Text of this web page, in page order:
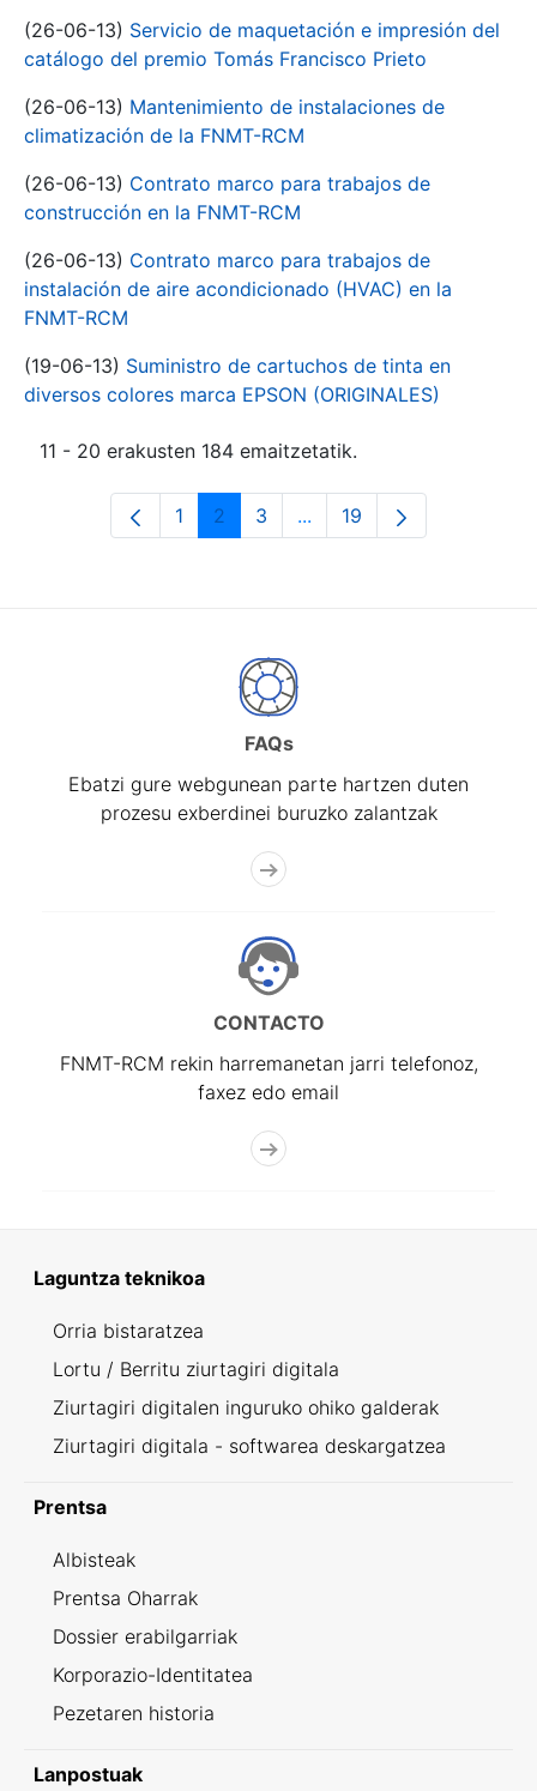
(26-06-13) Servicio de maquetación e impresión del
catálogo del premio Tomás Francisco Prieto
(26-06-13) Mantenimiento de instalaciones de
climatización de la FNMT-RCM
(26-06-13) Contrato marco para trabajos de
construcción en la FNMT-RCM
(26-06-13) Contrato marco para trabajos de
instalación de aire acondicionado (HVAC) en la
FNMT-RCM
(19-06-13) Suministro de cartuchos de tinta en
diversos colores marca EPSON (ORIGINALES)
11 - 20 erakusten 184 emaitzetatik.
Orrialdea
1 Orrialdea
2 Orrialdea
3 ...Intermediate Pages Use
Orrialdea
19
FAQs
Ebatzi gure webgunean parte hartzen duten
prozesu exberdinei buruzko zalantzak
CONTACTO
FNMT-RCM rekin harremanetan jarri telefonoz,
faxez edo email
Laguntza teknikoa
Orria bistaratzea
Lortu / Berritu ziurtagiri digitala
Ziurtagiri digitalen inguruko ohiko galderak
Ziurtagiri digitala - softwarea deskargatzea
Prentsa
Albisteak
Prentsa Oharrak
Dossier erabilgarriak
Korporazio-Identitatea
Pezetaren historia
Lanpostuak